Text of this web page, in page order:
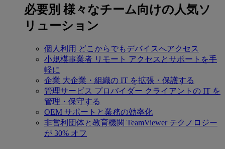
必要別 様々なチーム向けの人気ソ
リューション
個人利用 どこからでもデバイスへアクセス
小規模事業者 リモート アクセスとサポートを手
軽に
企業 大企業・組織の IT を拡張・保護する
管理サービス プロバイダー クライアントの IT を
管理・保守する
OEM サポートと業務の効率化
非営利団体と教育機関 TeamViewer テクノロジー
が 30% オフ